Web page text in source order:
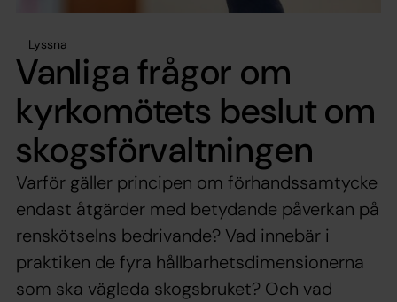
Lyssna
Vanliga frågor om
kyrkomötets beslut om
skogsförvaltningen
Varför gäller principen om förhandssamtycke
endast åtgärder med betydande påverkan på
renskötselns bedrivande? Vad innebär i
praktiken de fyra hållbarhetsdimensionerna
som ska vägleda skogsbruket? Och vad